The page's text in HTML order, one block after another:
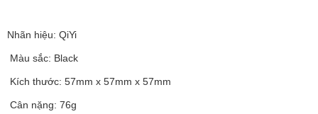
Nhãn hiệu: QiYi
Màu sắc: Black
Kích thước: 57mm x 57mm x 57mm
Cân nặng: 76g